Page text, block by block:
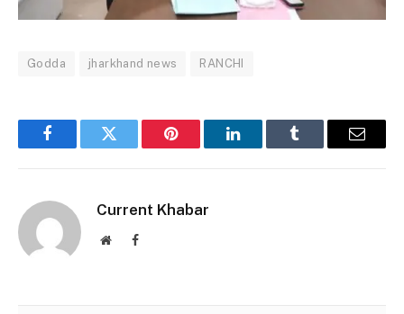
Godda jharkhand news RANCHI
FacebookTwitter Pinterest LinkedInTumblr Email
Current Khabar
WebsiteFacebook